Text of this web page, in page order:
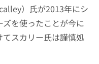
）氏が2013年にシ
を使ったことが今に
スカリー氏は謹慎処